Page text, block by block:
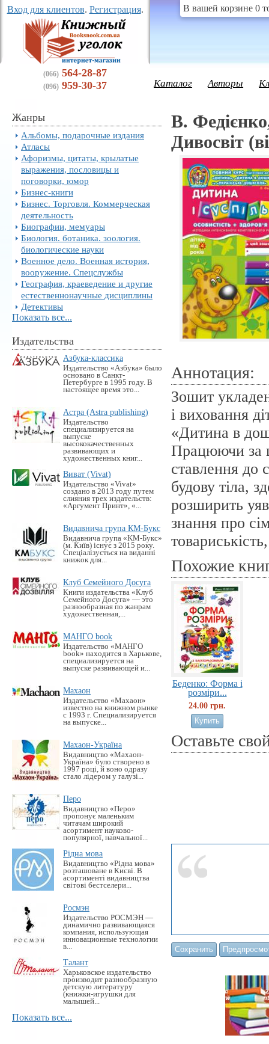
Вход для клиентов. Регистрация.
(066) 564-28-87
(096) 959-30-37
В вашей корзине 0
Каталог Авторы
Жанры
Альбомы, подарочные издания
Атласы
Афоризмы, цитаты, крылатые
выражения, пословицы и
поговорки, юмор
Бизнес-книги
Бизнес. Торговля. Коммерческая
деятельность
Биографии, мемуары
Биология. ботаника. зоология.
биологические науки
Военное дело. Военная история,
вооружение. Спецслужбы
География, краеведение и другие
естественнонаучные дисциплины
Детективы
Показать все...
Издательства
Азбука-классика
Издательство «Азбука» было
основано в Санкт-
Петербурге в 1995 году. В
настоящее время это...
Астра (Astra publishing)
Издательство
специализируется на
выпуске
высококачественных
развивающих и
художественных книг...
Виват (Vivat)
Издательство «Vivat»
создано в 2013 году путем
слияния трех издательств:
«Аргумент Принт», «...
Видавнича група КМ-Букс
Видавнича група «KM-Букс»
(м. Київ) існує з 2015 року.
Спеціалізується на виданні
книжок для...
Клуб Семейного Досуга
Книги издательства «Клуб
Семейного Досуга» — это
разнообразная по жанрам
художественная,...
МАНГО book
Издательство «MАНГО
book» находится в Харькове,
специализируется на
выпуске развивающей и...
Махаон
Издательство «Махаон»
известно на книжном рынке
с 1993 г. Специализируется
на выпуске...
Махаон-Україна
Видавництво «Махаон-
Україна» було створено в
1997 році, й воно одразу
стало лідером у галузі...
Перо
Видавництво «Перо»
пропонує маленьким
читачам широкий
асортимент науково-
популярної, навчальної...
Рідна мова
Видавництво «Рідна мова»
розташоване в Києві. В
асортименті видавництва
світові бестселери...
Росмэн
Издательство РОСМЭН —
динамично развивающаяся
компания, использующая
инновационные технологии
в...
Талант
Харьковское издательство
производит разнообразную
детскую литературу
(книжки-игрушки для
малышей...
Показать все...
В.
Дивосвіт
Аннотация:
Зошит
і виховання
«Дитина в
Працюючи за
ставлення до
будову тіла,
розширить
знання про
Похожие
Беденко: Форма і
розміри...
24.00 грн.
Оставьте